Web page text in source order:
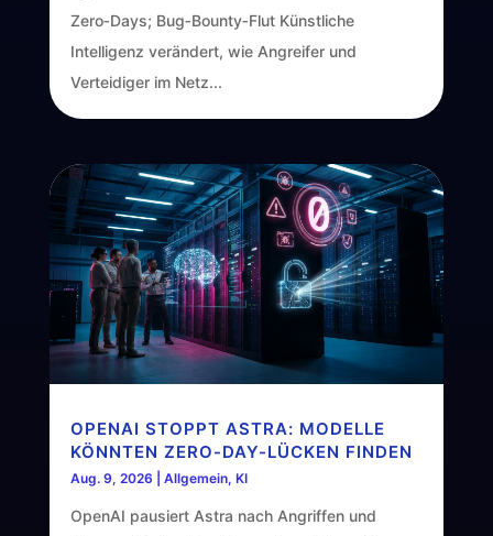
Zero‑Days; Bug‑Bounty‑Flut Künstliche
Intelligenz verändert, wie Angreifer und
Verteidiger im Netz...
OPENAI STOPPT ASTRA: MODELLE
KÖNNTEN ZERO-DAY-LÜCKEN FINDEN
Aug. 9, 2026 Allgemein, KI
OpenAI pausiert Astra nach Angriffen und